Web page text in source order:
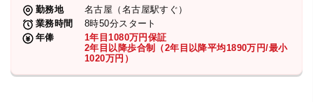
勤務地
名古屋（名古屋駅すぐ）
業務時間
8時50分スタート
年俸
1年目1080万円保証
2年目以降歩合制（2年目以降平均1890万円/最小
1020万円）